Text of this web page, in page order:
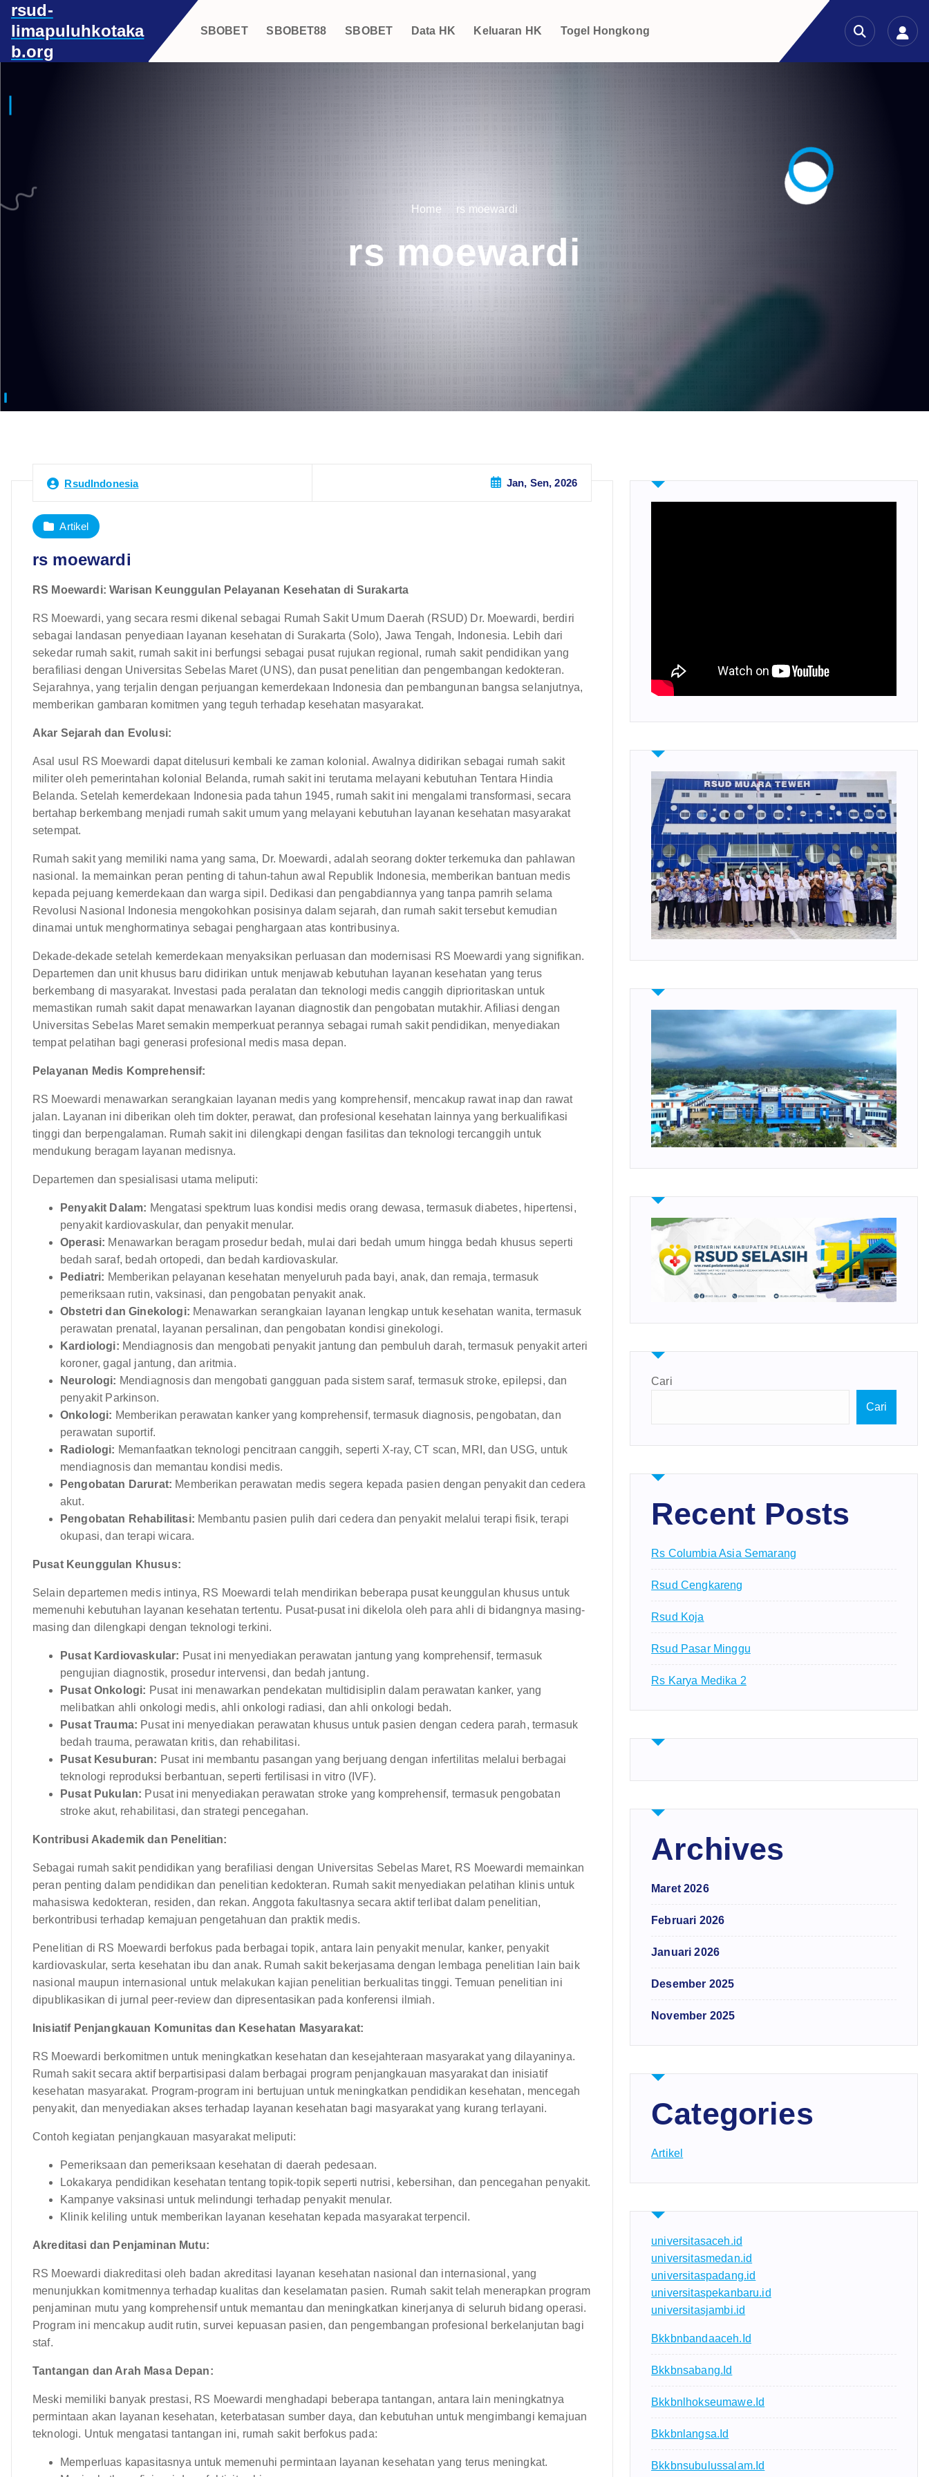
p
rsud-
limapuluhkotaka
b.org
SBOBET SBOBET88 SBOBET Data HK Keluaran HK Togel Hongkong
Home rs moewardi
rs moewardi
RsudIndonesia Jan, Sen, 2026
Artikel
rs moewardi
RS Moewardi: Warisan Keunggulan Pelayanan Kesehatan di Surakarta
RS Moewardi, yang secara resmi dikenal sebagai Rumah Sakit Umum Daerah (RSUD) Dr. Moewardi, berdiri
sebagai landasan penyediaan layanan kesehatan di Surakarta (Solo), Jawa Tengah, Indonesia. Lebih dari
sekedar rumah sakit, rumah sakit ini berfungsi sebagai pusat rujukan regional, rumah sakit pendidikan yang
berafiliasi dengan Universitas Sebelas Maret (UNS), dan pusat penelitian dan pengembangan kedokteran.
Sejarahnya, yang terjalin dengan perjuangan kemerdekaan Indonesia dan pembangunan bangsa selanjutnya,
memberikan gambaran komitmen yang teguh terhadap kesehatan masyarakat.
Akar Sejarah dan Evolusi:
Asal usul RS Moewardi dapat ditelusuri kembali ke zaman kolonial. Awalnya didirikan sebagai rumah sakit
militer oleh pemerintahan kolonial Belanda, rumah sakit ini terutama melayani kebutuhan Tentara Hindia
Belanda. Setelah kemerdekaan Indonesia pada tahun 1945, rumah sakit ini mengalami transformasi, secara
bertahap berkembang menjadi rumah sakit umum yang melayani kebutuhan layanan kesehatan masyarakat
setempat.
Rumah sakit yang memiliki nama yang sama, Dr. Moewardi, adalah seorang dokter terkemuka dan pahlawan
nasional. Ia memainkan peran penting di tahun-tahun awal Republik Indonesia, memberikan bantuan medis
kepada pejuang kemerdekaan dan warga sipil. Dedikasi dan pengabdiannya yang tanpa pamrih selama
Revolusi Nasional Indonesia mengokohkan posisinya dalam sejarah, dan rumah sakit tersebut kemudian
dinamai untuk menghormatinya sebagai penghargaan atas kontribusinya.
Dekade-dekade setelah kemerdekaan menyaksikan perluasan dan modernisasi RS Moewardi yang signifikan.
Departemen dan unit khusus baru didirikan untuk menjawab kebutuhan layanan kesehatan yang terus
berkembang di masyarakat. Investasi pada peralatan dan teknologi medis canggih diprioritaskan untuk
memastikan rumah sakit dapat menawarkan layanan diagnostik dan pengobatan mutakhir. Afiliasi dengan
Universitas Sebelas Maret semakin memperkuat perannya sebagai rumah sakit pendidikan, menyediakan
tempat pelatihan bagi generasi profesional medis masa depan.
Pelayanan Medis Komprehensif:
RS Moewardi menawarkan serangkaian layanan medis yang komprehensif, mencakup rawat inap dan rawat
jalan. Layanan ini diberikan oleh tim dokter, perawat, dan profesional kesehatan lainnya yang berkualifikasi
tinggi dan berpengalaman. Rumah sakit ini dilengkapi dengan fasilitas dan teknologi tercanggih untuk
mendukung beragam layanan medisnya.
Departemen dan spesialisasi utama meliputi:
Penyakit Dalam: Mengatasi spektrum luas kondisi medis orang dewasa, termasuk diabetes, hipertensi,
penyakit kardiovaskular, dan penyakit menular.
Operasi: Menawarkan beragam prosedur bedah, mulai dari bedah umum hingga bedah khusus seperti
bedah saraf, bedah ortopedi, dan bedah kardiovaskular.
Pediatri: Memberikan pelayanan kesehatan menyeluruh pada bayi, anak, dan remaja, termasuk
pemeriksaan rutin, vaksinasi, dan pengobatan penyakit anak.
Obstetri dan Ginekologi: Menawarkan serangkaian layanan lengkap untuk kesehatan wanita, termasuk
perawatan prenatal, layanan persalinan, dan pengobatan kondisi ginekologi.
Kardiologi: Mendiagnosis dan mengobati penyakit jantung dan pembuluh darah, termasuk penyakit arteri
koroner, gagal jantung, dan aritmia.
Neurologi: Mendiagnosis dan mengobati gangguan pada sistem saraf, termasuk stroke, epilepsi, dan
penyakit Parkinson.
Onkologi: Memberikan perawatan kanker yang komprehensif, termasuk diagnosis, pengobatan, dan
perawatan suportif.
Radiologi: Memanfaatkan teknologi pencitraan canggih, seperti X-ray, CT scan, MRI, dan USG, untuk
mendiagnosis dan memantau kondisi medis.
Pengobatan Darurat: Memberikan perawatan medis segera kepada pasien dengan penyakit dan cedera
akut.
Pengobatan Rehabilitasi: Membantu pasien pulih dari cedera dan penyakit melalui terapi fisik, terapi
okupasi, dan terapi wicara.
Pusat Keunggulan Khusus:
Selain departemen medis intinya, RS Moewardi telah mendirikan beberapa pusat keunggulan khusus untuk
memenuhi kebutuhan layanan kesehatan tertentu. Pusat-pusat ini dikelola oleh para ahli di bidangnya masing-
masing dan dilengkapi dengan teknologi terkini.
Pusat Kardiovaskular: Pusat ini menyediakan perawatan jantung yang komprehensif, termasuk
pengujian diagnostik, prosedur intervensi, dan bedah jantung.
Pusat Onkologi: Pusat ini menawarkan pendekatan multidisiplin dalam perawatan kanker, yang
melibatkan ahli onkologi medis, ahli onkologi radiasi, dan ahli onkologi bedah.
Pusat Trauma: Pusat ini menyediakan perawatan khusus untuk pasien dengan cedera parah, termasuk
bedah trauma, perawatan kritis, dan rehabilitasi.
Pusat Kesuburan: Pusat ini membantu pasangan yang berjuang dengan infertilitas melalui berbagai
teknologi reproduksi berbantuan, seperti fertilisasi in vitro (IVF).
Pusat Pukulan: Pusat ini menyediakan perawatan stroke yang komprehensif, termasuk pengobatan
stroke akut, rehabilitasi, dan strategi pencegahan.
Kontribusi Akademik dan Penelitian:
Sebagai rumah sakit pendidikan yang berafiliasi dengan Universitas Sebelas Maret, RS Moewardi memainkan
peran penting dalam pendidikan dan penelitian kedokteran. Rumah sakit menyediakan pelatihan klinis untuk
mahasiswa kedokteran, residen, dan rekan. Anggota fakultasnya secara aktif terlibat dalam penelitian,
berkontribusi terhadap kemajuan pengetahuan dan praktik medis.
Penelitian di RS Moewardi berfokus pada berbagai topik, antara lain penyakit menular, kanker, penyakit
kardiovaskular, serta kesehatan ibu dan anak. Rumah sakit bekerjasama dengan lembaga penelitian lain baik
nasional maupun internasional untuk melakukan kajian penelitian berkualitas tinggi. Temuan penelitian ini
dipublikasikan di jurnal peer-review dan dipresentasikan pada konferensi ilmiah.
Inisiatif Penjangkauan Komunitas dan Kesehatan Masyarakat:
RS Moewardi berkomitmen untuk meningkatkan kesehatan dan kesejahteraan masyarakat yang dilayaninya.
Rumah sakit secara aktif berpartisipasi dalam berbagai program penjangkauan masyarakat dan inisiatif
kesehatan masyarakat. Program-program ini bertujuan untuk meningkatkan pendidikan kesehatan, mencegah
penyakit, dan menyediakan akses terhadap layanan kesehatan bagi masyarakat yang kurang terlayani.
Contoh kegiatan penjangkauan masyarakat meliputi:
Pemeriksaan dan pemeriksaan kesehatan di daerah pedesaan.
Lokakarya pendidikan kesehatan tentang topik-topik seperti nutrisi, kebersihan, dan pencegahan penyakit.
Kampanye vaksinasi untuk melindungi terhadap penyakit menular.
Klinik keliling untuk memberikan layanan kesehatan kepada masyarakat terpencil.
Akreditasi dan Penjaminan Mutu:
RS Moewardi diakreditasi oleh badan akreditasi layanan kesehatan nasional dan internasional, yang
menunjukkan komitmennya terhadap kualitas dan keselamatan pasien. Rumah sakit telah menerapkan program
penjaminan mutu yang komprehensif untuk memantau dan meningkatkan kinerjanya di seluruh bidang operasi.
Program ini mencakup audit rutin, survei kepuasan pasien, dan pengembangan profesional berkelanjutan bagi
staf.
Tantangan dan Arah Masa Depan:
Meski memiliki banyak prestasi, RS Moewardi menghadapi beberapa tantangan, antara lain meningkatnya
permintaan akan layanan kesehatan, keterbatasan sumber daya, dan kebutuhan untuk mengimbangi kemajuan
teknologi. Untuk mengatasi tantangan ini, rumah sakit berfokus pada:
Memperluas kapasitasnya untuk memenuhi permintaan layanan kesehatan yang terus meningkat.
Cari
Cari
Recent Posts
Rs Columbia Asia Semarang
Rsud Cengkareng
Rsud Koja
Rsud Pasar Minggu
Rs Karya Medika 2
Archives
Maret 2026
Februari 2026
Januari 2026
Desember 2025
November 2025
Categories
Artikel
universitasaceh.id
universitasmedan.id
universitaspadang.id
universitaspekanbaru.id
universitasjambi.id
Bkkbnbandaaceh.id
Bkkbnsabang.id
Bkkbnlhokseumawe.id
Bkkbnlangsa.id
Bkkbnsubulussalam.id